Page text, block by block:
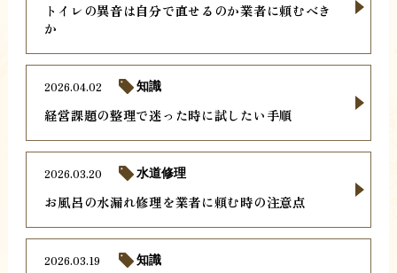
トイレの異音は自分で直せるのか業者に頼むべき
か
経営課題の整理で迷った時に試したい手順
2026.04.02 知識
お風呂の水漏れ修理を業者に頼む時の注意点
2026.03.20 水道修理
2026.03.19 知識